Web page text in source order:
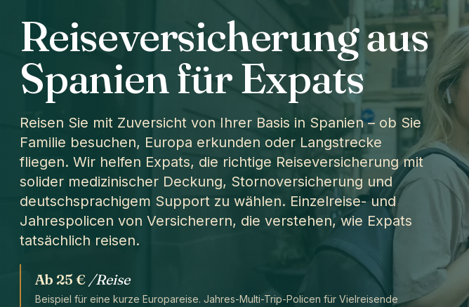
Reiseversicherung aus
Spanien für Expats
Reisen Sie mit Zuversicht von Ihrer Basis in Spanien – ob Sie
Familie besuchen, Europa erkunden oder Langstrecke
fliegen. Wir helfen Expats, die richtige Reiseversicherung mit
solider medizinischer Deckung, Stornoversicherung und
deutschsprachigem Support zu wählen. Einzelreise- und
Jahrespolicen von Versicherern, die verstehen, wie Expats
tatsächlich reisen.
Ab 25 € /Reise
Beispiel für eine kurze Europareise. Jahres-Multi-Trip-Policen für Vielreisende